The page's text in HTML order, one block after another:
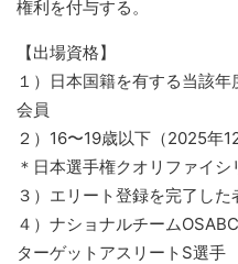
権利を付与する。
【出場資格】
１）日本国籍を有する当該
会員
２）16〜19歳以下（2025年
＊日本選手権クオリファイ
３）エリート登録を完了した
４）ナショナルチーム
ターゲットアスリートS選手